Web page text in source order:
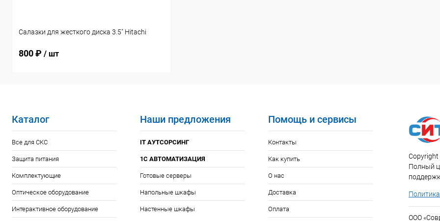
Салазки для жесткого диска 3.5" Hitachi
800 ₽ / шт
Каталог
Все для СКС
Защита питания
Комплектующие
Оптическое оборудование
Интерактивное оборудование
Наши предложения
IT АУТСОРСИНГ
1С АВТОМАТИЗАЦИЯ
Готовые серверы
Напольные шкафы
Настенные шкафы
Помощь и сервисы
Контакты
Как купить
О нас
Доставка
Оплата
Copyright
Полный
ООО